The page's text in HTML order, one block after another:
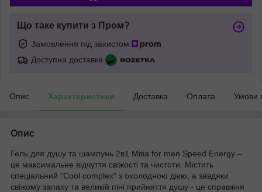
Що таке купити з Пром?
Замовлення під захистом
Доступна доставка
Опис Характеристики Доставка Оплата Умови
Опис
Гель для душу та шампунь 2в1 Mitia for men Speed Energy –
це максимальне відчуття свіжості та чистоти. Містить
спеціальний "Cool complex" з охолодною дією, а завдяки
свіжому запаху та великій піні прийняття душу - це справжня